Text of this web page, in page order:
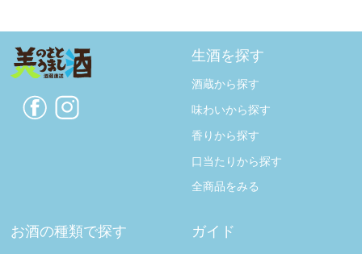
生酒を探す
酒蔵から探す
味わいから探す
香りから探す
口当たりから探す
全商品をみる
お酒の種類で探す ガイド